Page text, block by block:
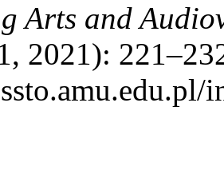
Arts and
2021):